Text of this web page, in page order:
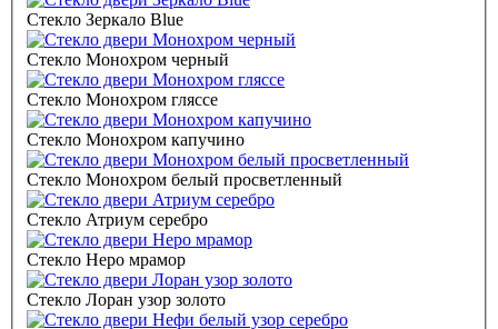
Стекло Зеркало Blue
Стекло Монохром черный
Стекло Монохром гляссе
Стекло Монохром капучино
Стекло Монохром белый просветленный
Стекло Атриум серебро
Стекло Неро мрамор
Стекло Лоран узор золото